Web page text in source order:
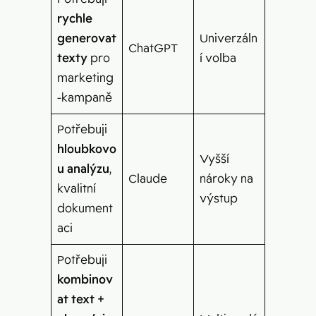
rychle
generovat
texty pro
marketing
-kampaně
ChatGPT
Univerzáln
í volba
Potřebuji
hloubkovo
u analýzu,
kvalitní
dokument
aci
Claude
Vyšší
nároky na
výstup
Potřebuji
kombinov
at text +